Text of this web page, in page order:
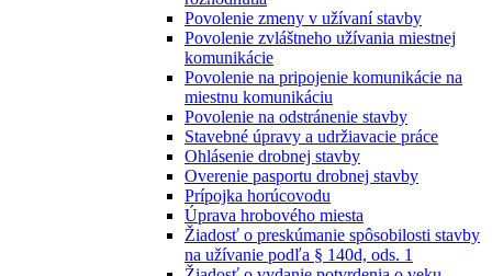
Povolenie zmeny v užívaní stavby
Povolenie zvláštneho užívania miestnej
komunikácie
Povolenie na pripojenie komunikácie na
miestnu komunikáciu
Povolenie na odstránenie stavby
Stavebné úpravy a udržiavacie práce
Ohlásenie drobnej stavby
Overenie pasportu drobnej stavby
Prípojka horúcovodu
Úprava hrobového miesta
Žiadosť o preskúmanie spôsobilosti stavby
na užívanie podľa § 140d, ods. 1